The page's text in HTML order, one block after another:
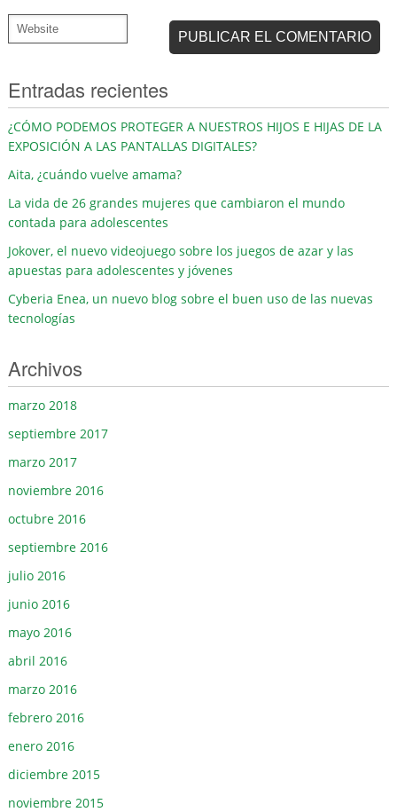
Entradas recientes
¿CÓMO PODEMOS PROTEGER A NUESTROS HIJOS E HIJAS DE LA
EXPOSICIÓN A LAS PANTALLAS DIGITALES?
Aita, ¿cuándo vuelve amama?
La vida de 26 grandes mujeres que cambiaron el mundo
contada para adolescentes
Jokover, el nuevo videojuego sobre los juegos de azar y las
apuestas para adolescentes y jóvenes
Cyberia Enea, un nuevo blog sobre el buen uso de las nuevas
tecnologías
Archivos
marzo 2018
septiembre 2017
marzo 2017
noviembre 2016
octubre 2016
septiembre 2016
julio 2016
junio 2016
mayo 2016
abril 2016
marzo 2016
febrero 2016
enero 2016
diciembre 2015
noviembre 2015